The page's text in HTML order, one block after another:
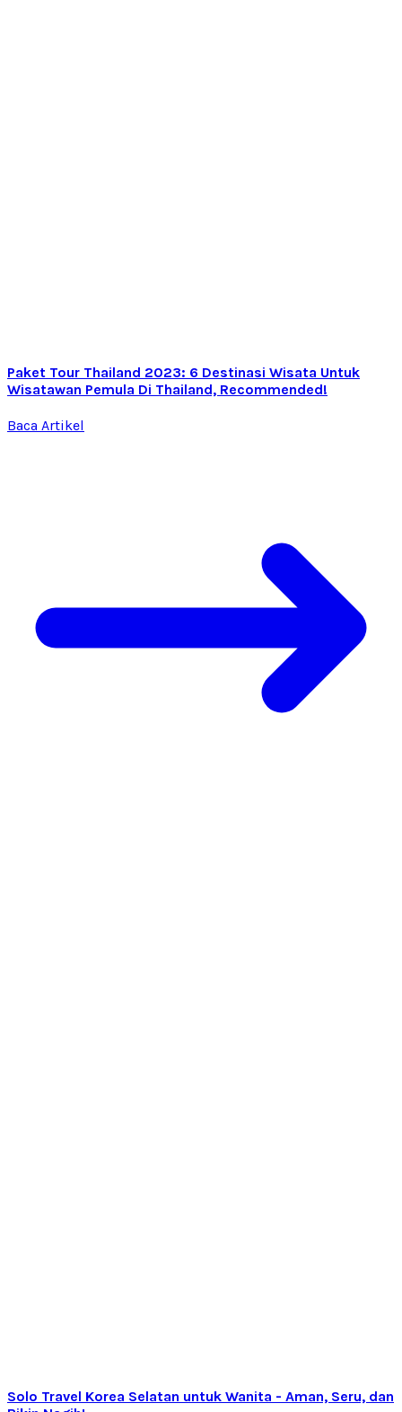
Paket Tour Thailand 2023: 6 Destinasi Wisata Untuk
Wisatawan Pemula Di Thailand, Recommended!
Baca Artikel
Solo Travel Korea Selatan untuk Wanita - Aman, Seru, dan